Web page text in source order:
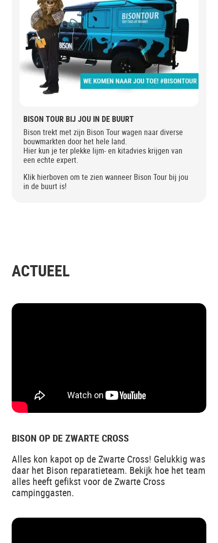
BISON TOUR BIJ JOU IN DE BUURT
Bison trekt met zijn Bison Tour wagen naar diverse
bouwmarkten door het hele land.
Hier kun je ter plekke lijm- en kitadvies krijgen van
een echte expert.
Klik hierboven om te zien wanneer Bison Tour bij jou
in de buurt is!
ACTUEEL
BISON OP DE ZWARTE CROSS
Alles kon kapot op de Zwarte Cross! Gelukkig was
daar het Bison reparatieteam. Bekijk hoe het team
alles heeft gefikst voor de Zwarte Cross
campinggasten.